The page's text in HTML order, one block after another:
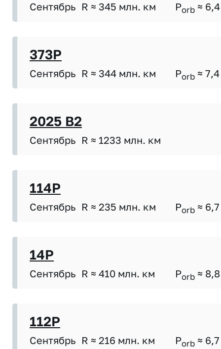
Сентябрь R ≈ 345 млн. км Porb ≈ 6,4
373P
Сентябрь R ≈ 344 млн. км Porb ≈ 7,4
2025 B2
Сентябрь R ≈ 1233 млн. км
114P
Сентябрь R ≈ 235 млн. км Porb ≈ 6,7
14P
Сентябрь R ≈ 410 млн. км Porb ≈ 8,8
112P
Сентябрь R ≈ 216 млн. км Porb ≈ 6,7